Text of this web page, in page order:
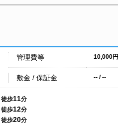
管理費等 10,000円
敷金 / 保証金 -- / --
徒歩11分
徒歩12分
徒歩20分